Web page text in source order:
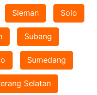
Sleman Solo
Subang
Sumedang
Selatan